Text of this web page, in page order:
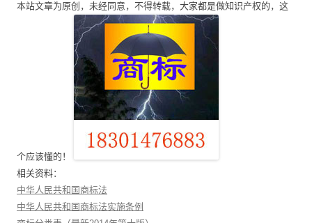
本站文章为原创，未经同意，不得转载，大家都是做知识产权的，这
个应该懂的！
相关资料：
中华人民共和国商标法
中华人民共和国商标法实施条例